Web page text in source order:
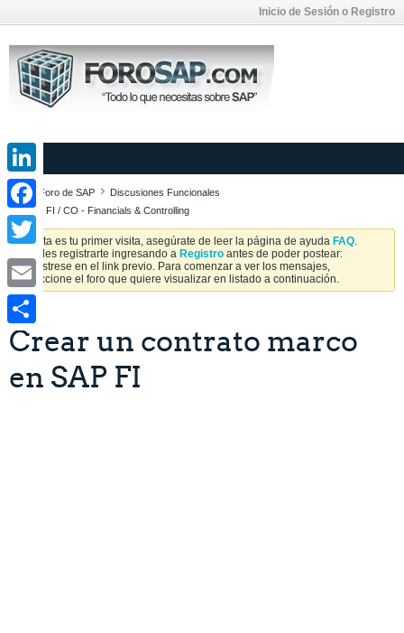
Inicio de Sesión o Registro
Foro de SAP
Discusiones Funcionales
SAP FI / CO - Financials & Controlling
Si esta es tu primer visita, asegúrate de leer la página de ayuda FAQ.
Puedes registrarte ingresando a Registro antes de poder postear:
Regístrese en el link previo. Para comenzar a ver los mensajes,
seleccione el foro que quiere visualizar en listado a continuación.
Crear un contrato marco
en SAP FI
LinkedIn
Facebook
Twitter
Email
Share